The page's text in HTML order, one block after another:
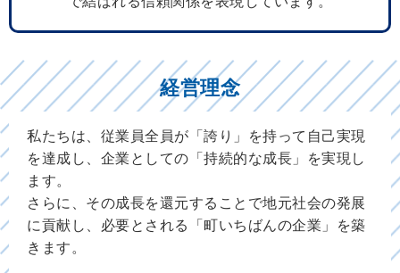
経営理念
私たちは、従業員全員が「誇り」を持って自己実現
を達成し、 企業としての「持続的な成長」を実現し
ます。
さらに、その成長を還元することで地元社会の発展
に貢献し、 必要とされる「町いちばんの企業」を築
きます。